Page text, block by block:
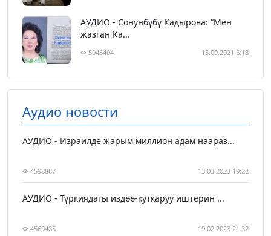
АУДИО - Сонунбүбү Кадырова: “Мен
жазган Ка...
5045404 15.09.2021 6:18
Аудио новости
АУДИО - Израилде жарым миллион адам наараз...
4598887 13.03.2023 19:22
АУДИО - Түркиядагы издөө-куткаруу иштерин ...
4569485 19.02.2023 21:32